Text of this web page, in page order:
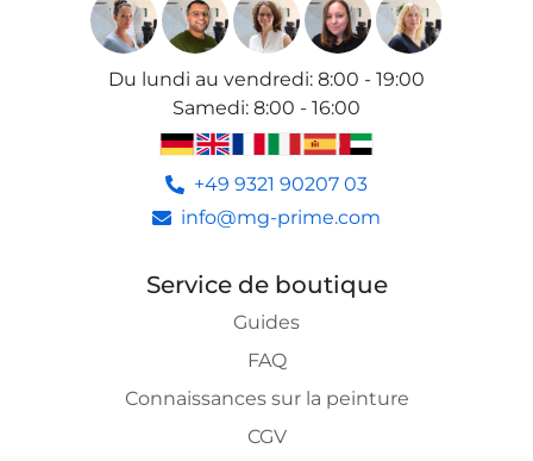
Du lundi au vendredi: 8:00 - 19:00
Samedi: 8:00 - 16:00
+49 9321 90207 03
info@mg-prime.com
Service de boutique
Guides
FAQ
Connaissances sur la peinture
CGV